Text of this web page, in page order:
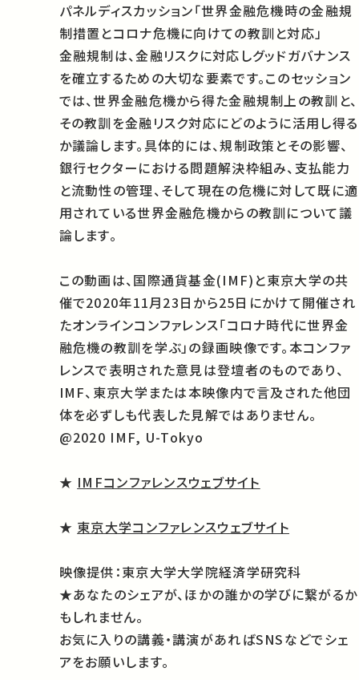
パネルディスカッション「世界金融危機時の金融規
制措置とコロナ危機に向けての教訓と対応」
金融規制は、金融リスクに対応しグッドガバナンス
を確立するための大切な要素です。このセッション
では、世界金融危機から得た金融規制上の教訓と、
その教訓を金融リスク対応にどのように活用し得る
か議論します。具体的には、規制政策とその影響、
銀行セクターにおける問題解決枠組み、支払能力
と流動性の管理、そして現在の危機に対して既に適
用されている世界金融危機からの教訓について議
論します。
この動画は、国際通貨基金(IMF)と東京大学の共
催で2020年11月23日から25日にかけて開催され
たオンラインコンファレンス「コロナ時代に世界金
融危機の教訓を学ぶ」の録画映像です。本コンファ
レンスで表明された意見は登壇者のものであり、
IMF、東京大学または本映像内で言及された他団
体を必ずしも代表した見解ではありません。
@2020 IMF, U-Tokyo
★ IMFコンファレンスウェブサイト
★ 東京大学コンファレンスウェブサイト
映像提供：東京大学大学院経済学研究科
★あなたのシェアが、ほかの誰かの学びに繋がるか
もしれません。
お気に入りの講義・講演があればSNSなどでシェ
アをお願いします。